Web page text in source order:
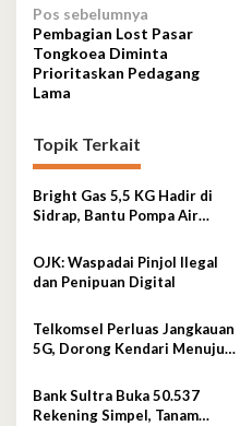
Navigasi
pos
Pos sebelumnya
Pembagian Lost Pasar
Tongkoea Diminta
Prioritaskan Pedagang
Lama
Topik Terkait
Bright Gas 5,5 KG Hadir di
Sidrap, Bantu Pompa Air
Penyaluran Elpiji 3 Kg
OJK: Waspadai Pinjol Ilegal
dan Penipuan Digital
Telkomsel Perluas Jangkauan
5G, Dorong Kendari Menuju
Bank Sultra Buka 50.537
Rekening Simpel, Tanam